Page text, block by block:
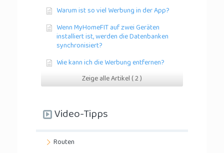
Warum ist so viel Werbung in der App?
Wenn MyHomeFIT auf zwei Geräten
installiert ist, werden die Datenbanken
synchronisiert?
Wie kann ich die Werbung entfernen?
Zeige alle Artikel ( 2 )
Video-Tipps
Routen